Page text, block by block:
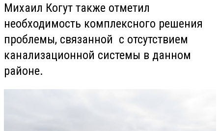
Михаил Когут также отметил
необходимость комплексного решения
проблемы, связанной с отсутствием
канализационной системы в данном
районе.